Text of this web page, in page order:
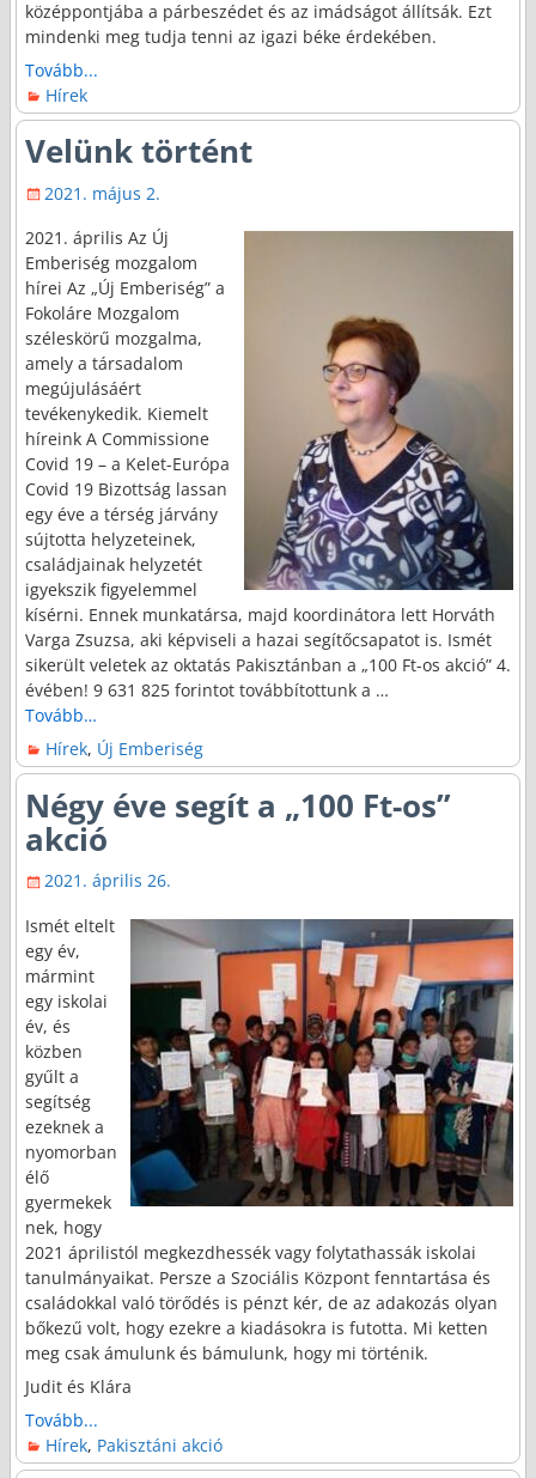
középpontjába a párbeszédet és az imádságot állítsák. Ezt
mindenki meg tudja tenni az igazi béke érdekében.
Tovább...
Hírek
Velünk történt
2021. május 2.
2021. április Az Új
Emberiség mozgalom
hírei Az „Új Emberiség” a
Fokoláre Mozgalom
széleskörű mozgalma,
amely a társadalom
megújulásáért
tevékenykedik. Kiemelt
híreink A Commissione
Covid 19 – a Kelet-Európa
Covid 19 Bizottság lassan
egy éve a térség járvány
sújtotta helyzeteinek,
családjainak helyzetét
igyekszik figyelemmel
kísérni. Ennek munkatársa, majd koordinátora lett Horváth
Varga Zsuzsa, aki képviseli a hazai segítőcsapatot is. Ismét
sikerült veletek az oktatás Pakisztánban a „100 Ft-os akció” 4.
évében! 9 631 825 forintot továbbítottunk a …
Tovább…
Hírek, Új Emberiség
Négy éve segít a „100 Ft-os”
akció
2021. április 26.
Ismét eltelt
egy év,
mármint
egy iskolai
év, és
közben
gyűlt a
segítség
ezeknek a
nyomorban
élő
gyermekek
nek, hogy
2021 áprilistól megkezdhessék vagy folytathassák iskolai
tanulmányaikat. Persze a Szociális Központ fenntartása és
családokkal való törődés is pénzt kér, de az adakozás olyan
bőkezű volt, hogy ezekre a kiadásokra is futotta. Mi ketten
meg csak ámulunk és bámulunk, hogy mi történik.
Judit és Klára
Tovább...
Hírek, Pakisztáni akció